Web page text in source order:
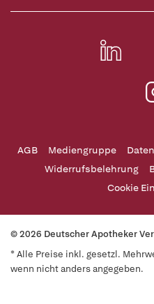
AGB Mediengruppe
Widerrufsbelehrung
Cookie
© 2026 Deutscher Apotheker
* Alle Preise inkl. gesetzl.
wenn nicht anders angegeben.